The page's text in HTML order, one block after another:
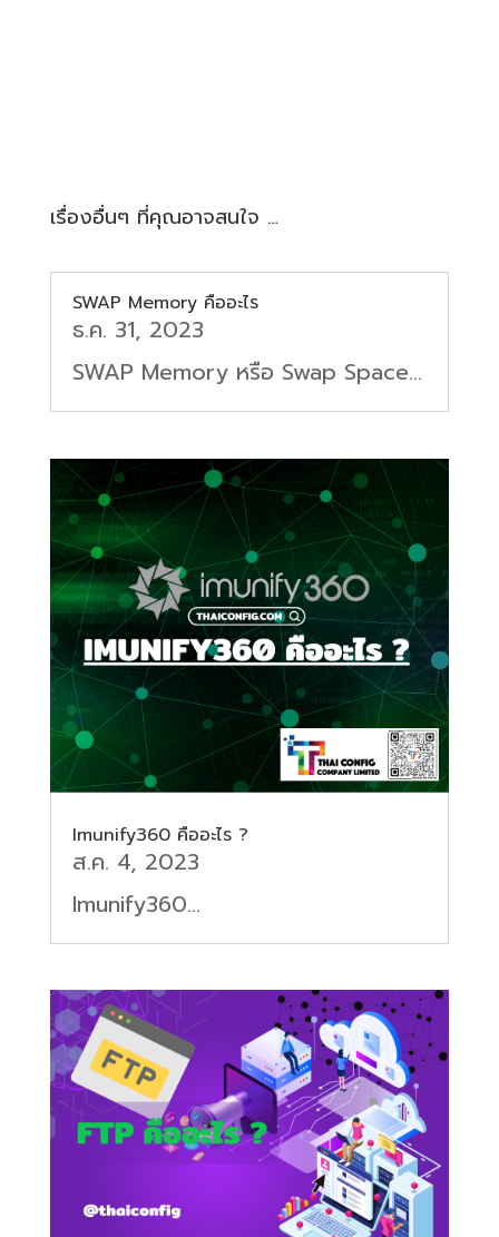
เรื่องอื่นๆ ที่คุณอาจสนใจ …
SWAP Memory คืออะไร
ธ.ค. 31, 2023
SWAP Memory หรือ Swap Space...
Imunify360 คืออะไร ?
ส.ค. 4, 2023
Imunify360...